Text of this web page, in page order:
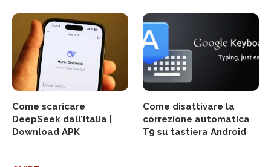
Come scaricare
DeepSeek dall’Italia |
Download APK
Come disattivare la
correzione automatica
T9 su tastiera Android